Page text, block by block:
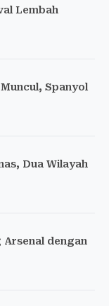
Lembah
Spanyol
Dua Wilayah
Arsenal dengan